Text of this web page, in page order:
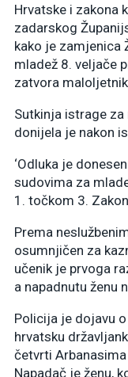
Hrvatske i zakona
zadarskog
kako je zamjenica
mladež 8. veljače
zatvora
Sutkinja istrage
donijela je nakon
‘Odluka je
sudovima za
1. točkom 3.
Prema
osumnjičen za
učenik je prvoga
a napadnutu ženu
Policija je dojavu
hrvatsku
četvrti
Napadač je ženu,